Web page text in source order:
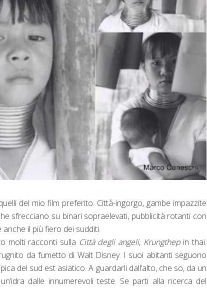
del mio film preferito. Città-ingorgo, gambe impazzite
sfrecciano su binari sopraelevati, pubblicità rotanti con
il più fiero dei sudditi.
molti racconti sulla Città degli angeli, Krungthepin thai.
da fumetto di Walt Disney. I suoi abitanti seguono
del sud est asiatico. A guardarli dall’alto, che so, da un
dalle innumerevoli teste. Se parti alla ricerca del